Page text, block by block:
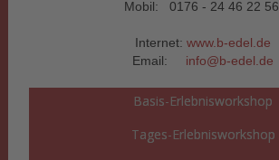
Mobil: 0176 - 24 46 22 56
Internet: www.b-edel.de
Email: info@b-edel.de
Basis-Erlebnisworkshop
Tages-Erlebnisworkshop